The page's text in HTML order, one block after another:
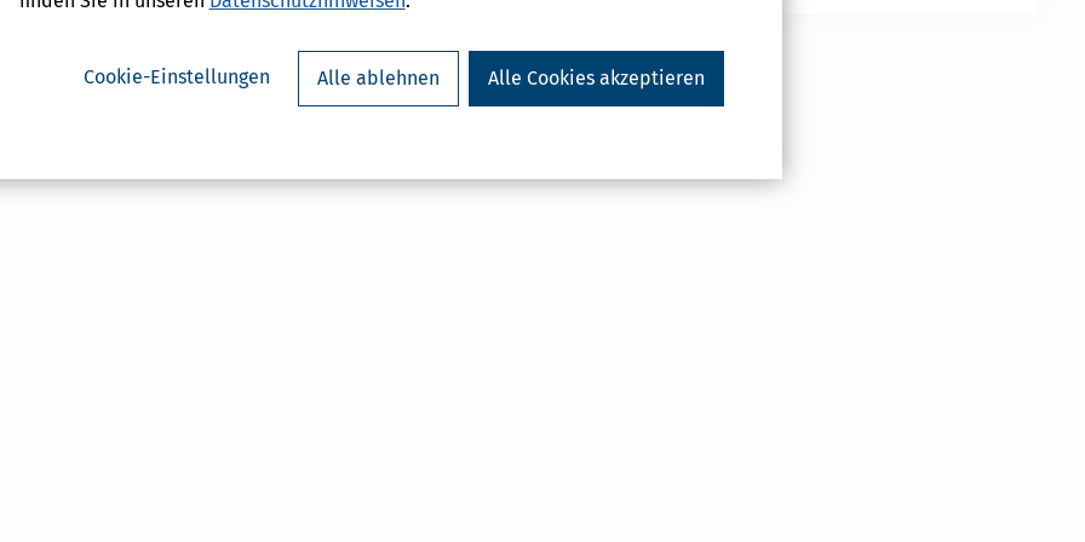
Cookie-Einstellungen Alle ablehnen Alle Cookies akzeptieren